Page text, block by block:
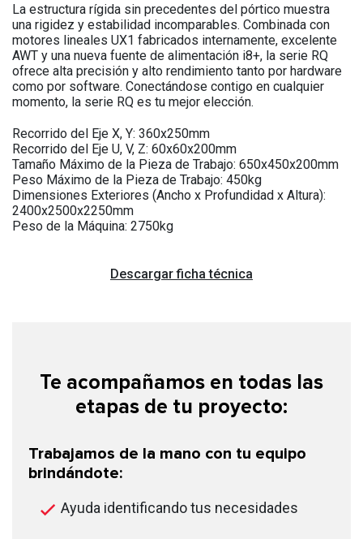
La estructura rígida sin precedentes del pórtico muestra
una rigidez y estabilidad incomparables. Combinada con
motores lineales UX1 fabricados internamente, excelente
AWT y una nueva fuente de alimentación i8+, la serie RQ
ofrece alta precisión y alto rendimiento tanto por hardware
como por software. Conectándose contigo en cualquier
momento, la serie RQ es tu mejor elección.
Recorrido del Eje X, Y: 360x250mm
Recorrido del Eje U, V, Z: 60x60x200mm
Tamaño Máximo de la Pieza de Trabajo: 650x450x200mm
Peso Máximo de la Pieza de Trabajo: 450kg
Dimensiones Exteriores (Ancho x Profundidad x Altura):
2400x2500x2250mm
Peso de la Máquina: 2750kg
Descargar ficha técnica
Te acompañamos en todas las
etapas de tu proyecto:
Trabajamos de la mano con tu equipo
brindándote:
Ayuda identificando tus necesidades